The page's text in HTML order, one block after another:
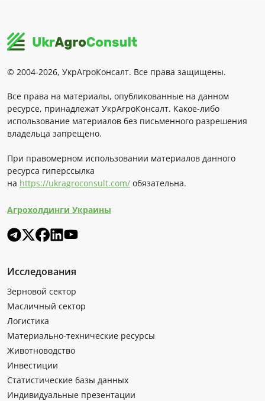
© 2004-2026, УкрАгроКонсалт. Все права защищены.
Все права на материалы, опубликованные на данном
ресурсе, принадлежат УкрАгроКонсалт. Какое-либо
использование материалов без письменного разрешения
владельца запрещено.
При правомерном использовании материалов данного
ресурса гиперссылка
на https://ukragroconsult.com/ обязательна.
Агрохолдинги Украины
Исследования
Зерновой сектор
Масличный сектор
Логистика
Материально-технические ресурсы
Животноводство
Инвестиции
Статистические базы данных
Индивидуальные презентации